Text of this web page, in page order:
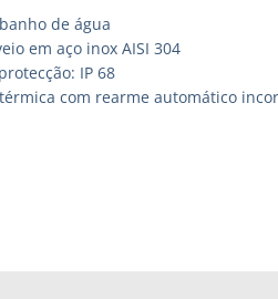
de água
em aço inox AISI 304
IP 68
com rearme automático